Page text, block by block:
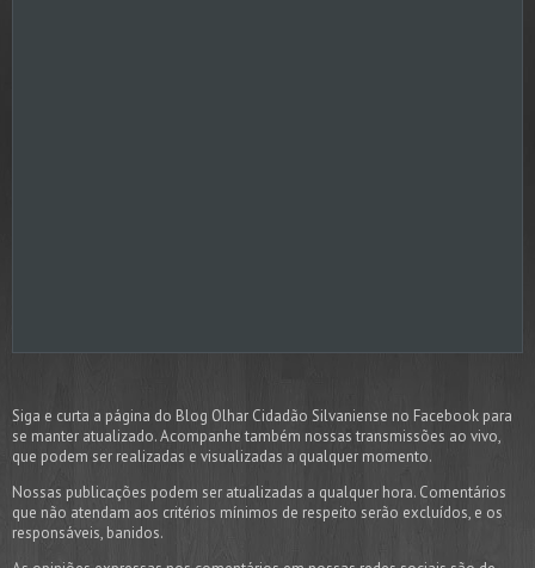
Siga e curta a página do Blog Olhar Cidadão Silvaniense no Facebook para
se manter atualizado. Acompanhe também nossas transmissões ao vivo,
que podem ser realizadas e visualizadas a qualquer momento.
Nossas publicações podem ser atualizadas a qualquer hora. Comentários
que não atendam aos critérios mínimos de respeito serão excluídos, e os
responsáveis, banidos.